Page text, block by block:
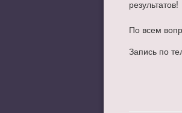
результатов!
По всем
Запись по